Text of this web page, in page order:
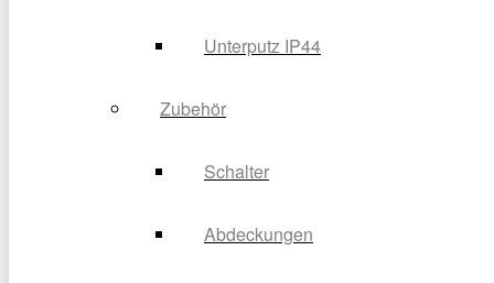
Unterputz IP44
Zubehör
Schalter
Abdeckungen